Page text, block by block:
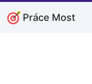
Práce Most